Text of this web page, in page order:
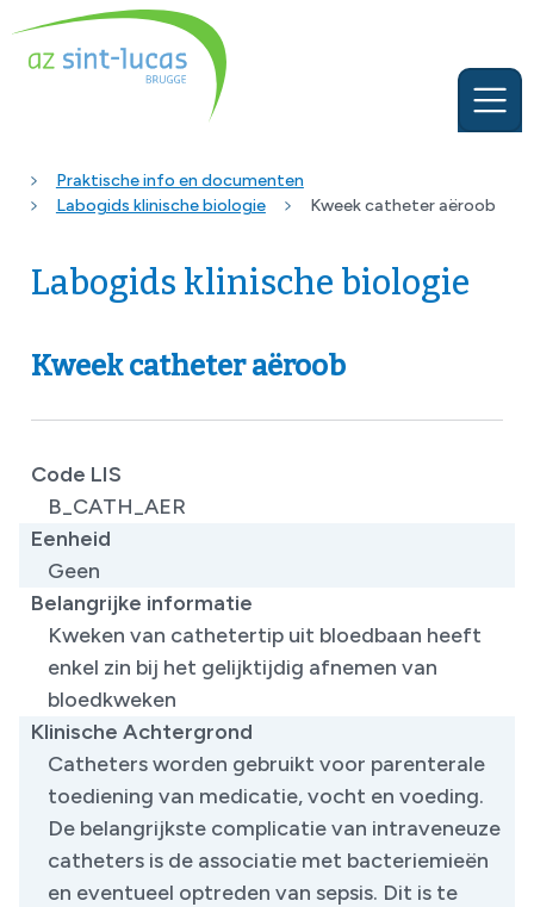
Praktische info en documenten
Labogids klinische biologie
Kweek catheter aëroob
Labogids klinische biologie
Kweek catheter aëroob
Code LIS
B_CATH_AER
Eenheid
Geen
Belangrijke informatie
Kweken van cathetertip uit bloedbaan heeft
enkel zin bij het gelijktijdig afnemen van
bloedkweken
Klinische Achtergrond
Catheters worden gebruikt voor parenterale
toediening van medicatie, vocht en voeding.
De belangrijkste complicatie van intraveneuze
catheters is de associatie met bacteriemieën
en eventueel optreden van sepsis. Dit is te